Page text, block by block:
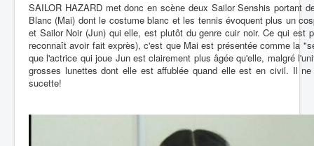
SAILOR HAZARD met donc en scène deux Sailor Senshis portant
Blanc (Mai) dont le costume blanc et les tennis évoquent plus un
et Sailor Noir (Jun) qui elle, est plutôt du genre cuir noir. Ce qui est
reconnaît avoir fait exprès), c'est que Mai est présentée comme la
que l'actrice qui joue Jun est clairement plus âgée qu'elle, malgré
grosses lunettes dont elle est affublée quand elle est en civil. Il
sucette!